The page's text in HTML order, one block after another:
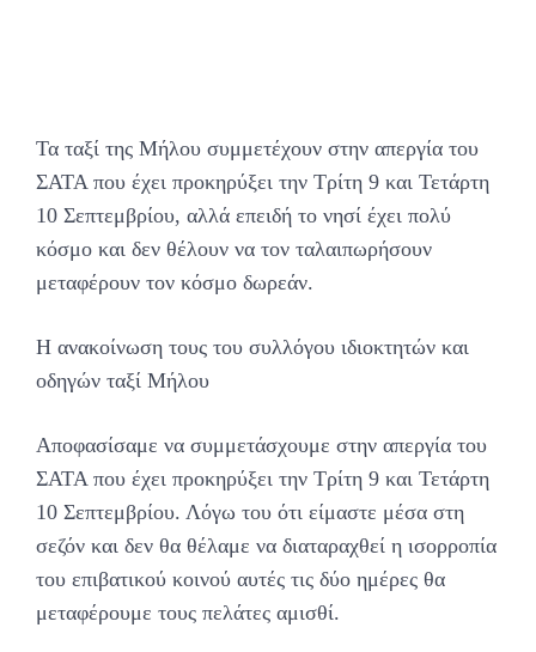
Τα ταξί της Μήλου συμμετέχουν στην απεργία του
ΣΑΤΑ που έχει προκηρύξει την Τρίτη 9 και Τετάρτη
10 Σεπτεμβρίου, αλλά επειδή το νησί έχει πολύ
κόσμο και δεν θέλουν να τον ταλαιπωρήσουν
μεταφέρουν τον κόσμο δωρεάν.
Η ανακοίνωση τους του συλλόγου ιδιοκτητών και
οδηγών ταξί Μήλου
Aποφασίσαμε να συμμετάσχουμε στην απεργία του
ΣΑΤΑ που έχει προκηρύξει την Τρίτη 9 και Τετάρτη
10 Σεπτεμβρίου. Λόγω του ότι είμαστε μέσα στη
σεζόν και δεν θα θέλαμε να διαταραχθεί η ισορροπία
του επιβατικού κοινού αυτές τις δύο ημέρες θα
μεταφέρουμε τους πελάτες αμισθί.